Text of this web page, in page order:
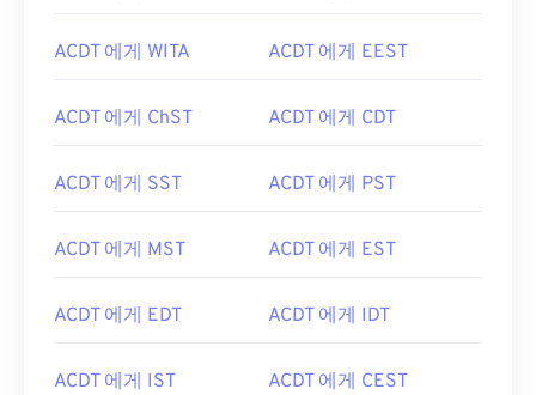
ACDT 에게 WITA ACDT 에게 EEST
ACDT 에게 ChST ACDT 에게 CDT
ACDT 에게 SST ACDT 에게 PST
ACDT 에게 MST ACDT 에게 EST
ACDT 에게 EDT ACDT 에게 IDT
ACDT 에게 IST ACDT 에게 CEST